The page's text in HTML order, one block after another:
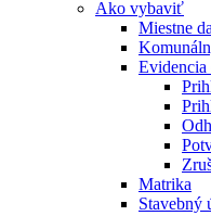
Ako vybaviť
Miestne
Matrika
Stavebný